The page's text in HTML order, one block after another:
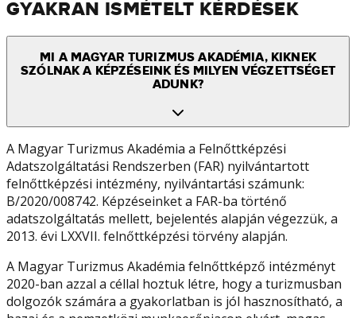
GYAKRAN ISMÉTELT KÉRDÉSEK
MI A MAGYAR TURIZMUS AKADÉMIA, KIKNEK
SZÓLNAK A KÉPZÉSEINK ÉS MILYEN VÉGZETTSÉGET
ADUNK?
A Magyar Turizmus Akadémia a Felnőttképzési
Adatszolgáltatási Rendszerben (FAR) nyilvántartott
felnőttképzési intézmény, nyilvántartási számunk:
B/2020/008742. Képzéseinket a FAR-ba történő
adatszolgáltatás mellett, bejelentés alapján végezzük, a
2013. évi LXXVII. felnőttképzési törvény alapján.
A Magyar Turizmus Akadémia felnőttképző intézményt
2020-ban azzal a céllal hoztuk létre, hogy a turizmusban
dolgozók számára a gyakorlatban is jól hasznosítható, a